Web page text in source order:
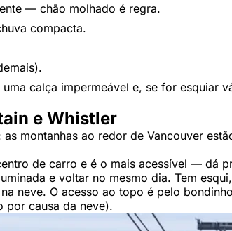
— chão molhado é regra.
compacta.
calça impermeável e, se for esquiar
e Whistler
montanhas ao redor de Vancouver
de carro e é o mais acessível — dá
e voltar no mesmo dia. Tem
neve. O acesso ao topo é pelo
por causa da neve).